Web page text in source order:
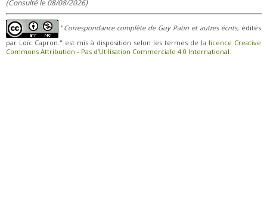
(Consulté le 08/08/2026)
"Correspondance complète de Guy Patin et autres écrits, édités
par Loïc Capron." est mis à disposition selon les termes de la licence Creative
Commons Attribution - Pas d’Utilisation Commerciale 4.0 International.